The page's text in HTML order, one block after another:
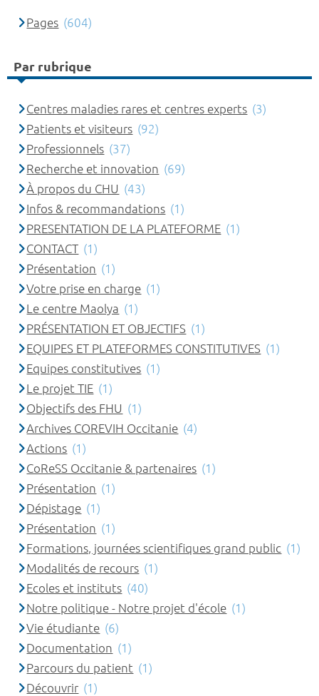
Pages (604)
Par rubrique
Centres maladies rares et centres experts (3)
Patients et visiteurs (92)
Professionnels (37)
Recherche et innovation (69)
À propos du CHU (43)
Infos & recommandations (1)
PRESENTATION DE LA PLATEFORME (1)
CONTACT (1)
Présentation (1)
Votre prise en charge (1)
Le centre Maolya (1)
PRÉSENTATION ET OBJECTIFS (1)
EQUIPES ET PLATEFORMES CONSTITUTIVES (1)
Equipes constitutives (1)
Le projet TIE (1)
Objectifs des FHU (1)
Archives COREVIH Occitanie (4)
Actions (1)
CoReSS Occitanie & partenaires (1)
Présentation (1)
Dépistage (1)
Présentation (1)
Formations, journées scientifiques grand public (1)
Modalités de recours (1)
Ecoles et instituts (40)
Notre politique - Notre projet d'école (1)
Vie étudiante (6)
Documentation (1)
Parcours du patient (1)
Découvrir (1)